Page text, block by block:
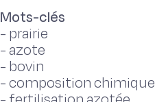
Mots-clés
- prairie
- azote
- bovin
-composition chimique